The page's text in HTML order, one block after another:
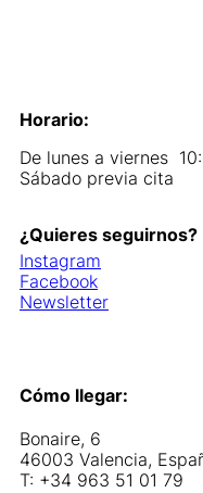
Horario:
De lunes a viernes
Sábado previa cita
¿Quieres seguirnos?
Instagram
Facebook
Newsletter
Cómo llegar:
Bonaire, 6
46003 Valencia,
T: +34 963 51 01 79